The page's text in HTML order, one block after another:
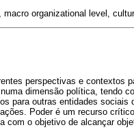
organizational level,
perspectivas e contextos
dimensão política, tendo
para outras entidades
Poder é um recurso
com o objetivo de alcançar